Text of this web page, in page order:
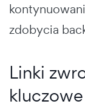
zdobycia
Linki